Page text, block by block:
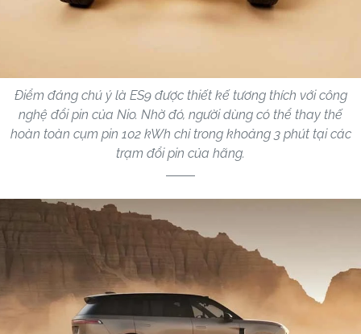
Điểm đáng chú ý là ES9 được thiết kế tương thích với công
nghệ đổi pin của Nio. Nhờ đó, người dùng có thể thay thế
hoàn toàn cụm pin 102 kWh chỉ trong khoảng 3 phút tại các
trạm đổi pin của hãng.